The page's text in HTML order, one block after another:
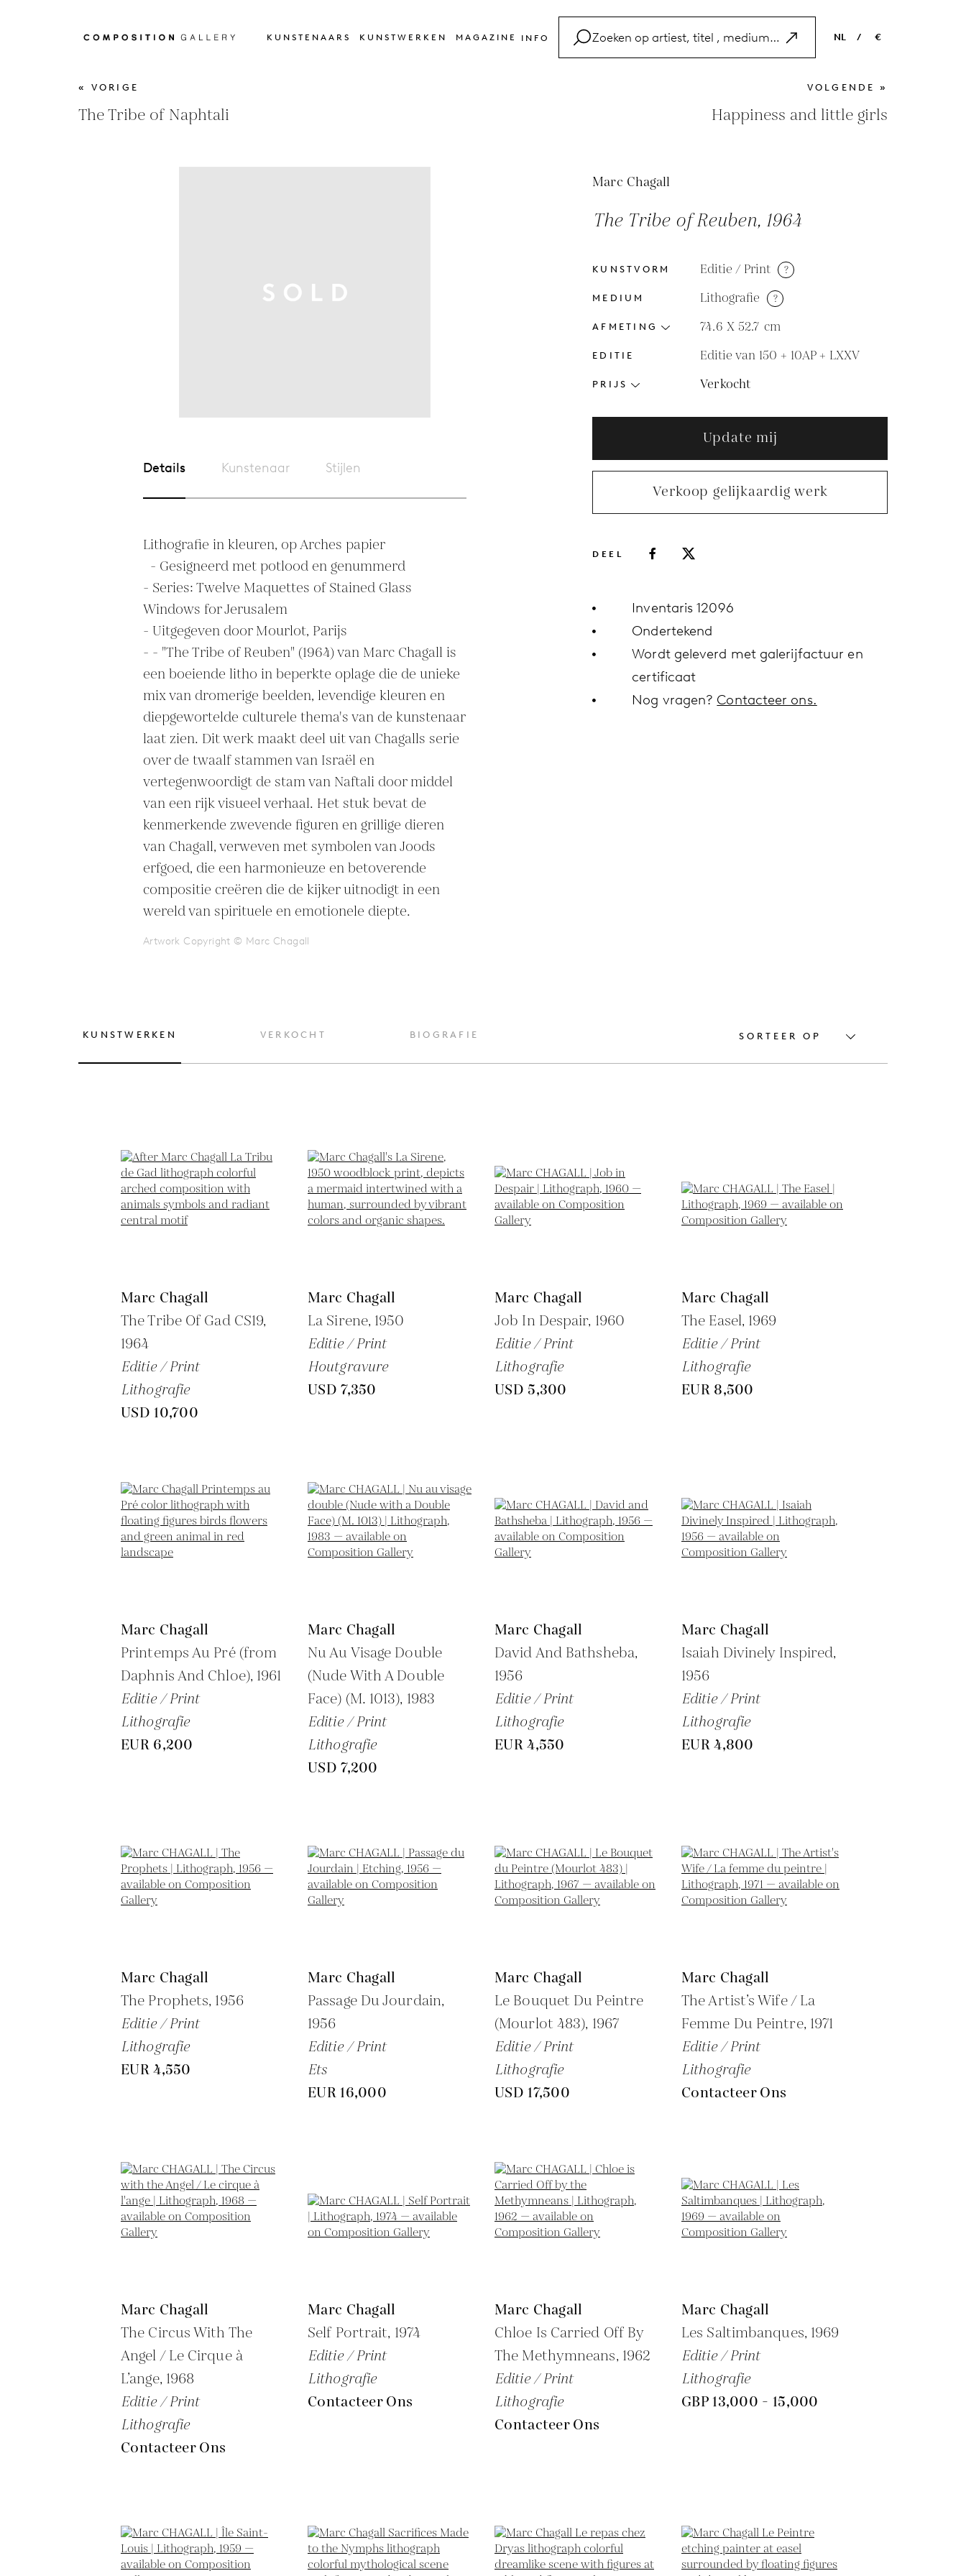
KUNSTENAARS KUNSTWERKEN MAGAZINE INFO NL
NL
ES
/ €
EUR
GBP
« VORIGE
The Tribe of Naphtali
VOLGENDE »
Happiness and little girls
Details Kunstenaar Stijlen
Lithografie in kleuren, op Arches papier
- Series: Twelve Maquettes of Stained Glass
Windows for Jerusalem
- Uitgegeven door Mourlot, Parijs
- - "The Tribe of Reuben" (1964) van Marc Chagall is
een boeiende litho in beperkte oplage die de unieke
mix van dromerige beelden, levendige kleuren en
diepgewortelde culturele thema's van de kunstenaar
laat zien. Dit werk maakt deel uit van Chagalls serie
over de twaalf stammen van Israël en
vertegenwoordigt de stam van Naftali door middel
van een rijk visueel verhaal. Het stuk bevat de
kenmerkende zwevende figuren en grillige dieren
van Chagall, verweven met symbolen van Joods
erfgoed, die een harmonieuze en betoverende
compositie creëren die de kijker uitnodigt in een
wereld van spirituele en emotionele diepte.
Artwork Copyright © Marc Chagall
Marc Chagall
The Tribe of Reuben, 1964
KUNSTVORM Editie / Print ?
MEDIUM Lithografie ?
AFMETING 74.6 X 52.7 cm
EDITIE Editie van 150 + 10AP + LXXV
PRIJS Verkocht
Update mij
Verkoop gelijkaardig werk
DEEL
Inventaris 12096
Ondertekend
Wordt geleverd met galerijfactuur en
certificaat
Nog vragen? Contacteer ons.
KUNSTWERKEN VERKOCHT BIOGRAFIE SORTEER OP
Marc Chagall
The Tribe Of Gad CS19,
1964
Editie / Print
Lithografie
USD 10,700
Marc Chagall
La Sirene, 1950
Editie / Print
Houtgravure
USD 7,350
Marc Chagall
Job In Despair, 1960
Editie / Print
Lithografie
USD 5,300
Marc Chagall
The Easel, 1969
Editie / Print
Lithografie
EUR 8,500
Marc Chagall
Printemps Au Pré (from
Daphnis And Chloe), 1961
Editie / Print
Lithografie
EUR 6,200
Marc Chagall
Nu Au Visage Double
(Nude With A Double
Face) (M. 1013), 1983
Editie / Print
Lithografie
USD 7,200
Marc Chagall
David And Bathsheba,
1956
Editie / Print
Lithografie
EUR 4,550
Marc Chagall
Isaiah Divinely Inspired,
1956
Editie / Print
Lithografie
EUR 4,800
Marc Chagall
The Prophets, 1956
Editie / Print
Lithografie
EUR 4,550
Marc Chagall
Passage Du Jourdain,
1956
Editie / Print
Ets
EUR 16,000
Marc Chagall
Le Bouquet Du Peintre
(Mourlot 483), 1967
Editie / Print
Lithografie
USD 17,500
Marc Chagall
The Artist’s Wife / La
Femme Du Peintre, 1971
Editie / Print
Lithografie
Contacteer Ons
Marc Chagall
The Circus With The
Angel / Le Cirque à
L’ange, 1968
Editie / Print
Lithografie
Contacteer Ons
Marc Chagall
Self Portrait, 1974
Editie / Print
Lithografie
Contacteer Ons
Marc Chagall
Chloe Is Carried Off By
The Methymneans, 1962
Editie / Print
Lithografie
Contacteer Ons
Marc Chagall
Les Saltimbanques, 1969
Editie / Print
Lithografie
GBP 13,000 - 15,000